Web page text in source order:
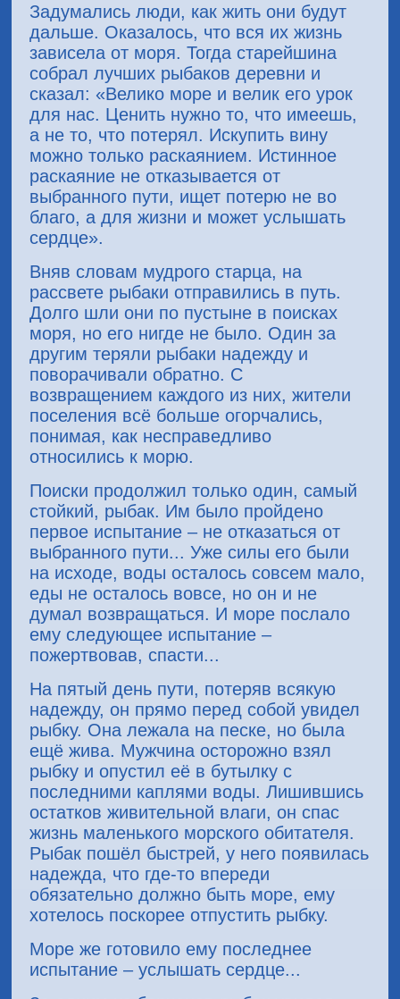
Задумались люди, как жить они будут
дальше. Оказалось, что вся их жизнь
зависела от моря. Тогда старейшина
собрал лучших рыбаков деревни и
сказал: «Велико море и велик его урок
для нас. Ценить нужно то, что имеешь,
а не то, что потерял. Искупить вину
можно только раскаянием. Истинное
раскаяние не отказывается от
выбранного пути, ищет потерю не во
благо, а для жизни и может услышать
сердце».
Вняв словам мудрого старца, на
рассвете рыбаки отправились в путь.
Долго шли они по пустыне в поисках
моря, но его нигде не было. Один за
другим теряли рыбаки надежду и
поворачивали обратно. С
возвращением каждого из них, жители
поселения всё больше огорчались,
понимая, как несправедливо
относились к морю.
Поиски продолжил только один, самый
стойкий, рыбак. Им было пройдено
первое испытание – не отказаться от
выбранного пути... Уже силы его были
на исходе, воды осталось совсем мало,
еды не осталось вовсе, но он и не
думал возвращаться. И море послало
ему следующее испытание –
пожертвовав, спасти...
На пятый день пути, потеряв всякую
надежду, он прямо перед собой увидел
рыбку. Она лежала на песке, но была
ещё жива. Мужчина осторожно взял
рыбку и опустил её в бутылку с
последними каплями воды. Лишившись
остатков живительной влаги, он спас
жизнь маленького морского обитателя.
Рыбак пошёл быстрей, у него появилась
надежда, что где-то впереди
обязательно должно быть море, ему
хотелось поскорее отпустить рыбку.
Море же готовило ему последнее
испытание – услышать сердце...